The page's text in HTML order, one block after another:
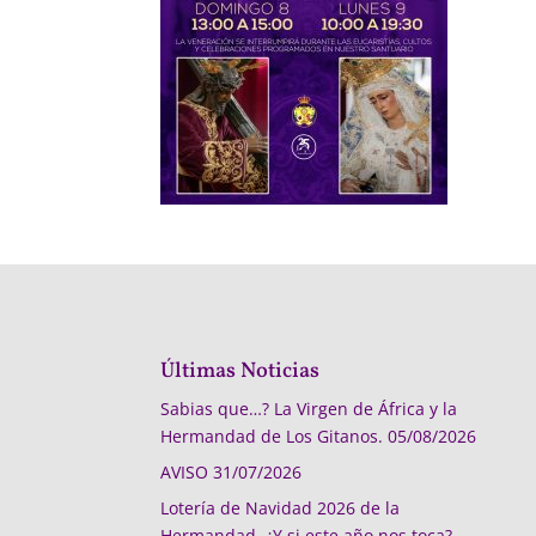
Últimas Noticias
Sabias que…? La Virgen de África y la
Hermandad de Los Gitanos. 05/08/2026
AVISO 31/07/2026
Lotería de Navidad 2026 de la